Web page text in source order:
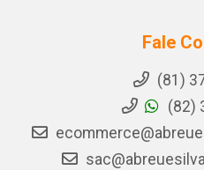
Fale
(81)
(82)